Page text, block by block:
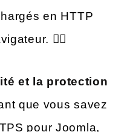
en HTTP
🕵️‍♀️
et la protection
que vous savez
pour Joomla,